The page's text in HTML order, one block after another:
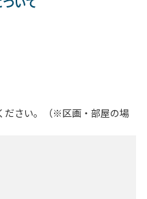
ださい。（※区画・部屋の場